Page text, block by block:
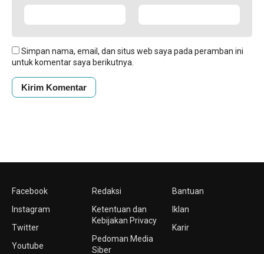
Simpan nama, email, dan situs web saya pada peramban ini
untuk komentar saya berikutnya.
Facebook
Instagram
Twitter
Youtube
Redaksi
Ketentuan dan
Kebijakan Privacy
Pedoman Media
Siber
Bantuan
Iklan
Karir